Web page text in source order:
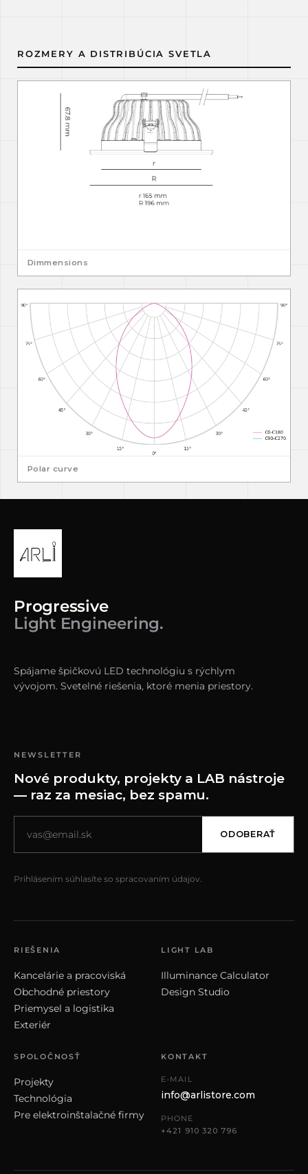
ROZMERY A DISTRIBÚCIA SVETLA
Dimmensions
Polar curve
Progressive
Light Engineering.
Spájame špičkovú LED technológiu s rýchlym
vývojom. Svetelné riešenia, ktoré menia priestory.
NEWSLETTER
Nové produkty, projekty a LAB nástroje
— raz za mesiac, bez spamu.
ODOBERAŤ
Prihlásením súhlasíte so spracovaním údajov.
RIEŠENIA
Kancelárie a pracoviská
Obchodné priestory
Priemysel a logistika
Exteriér
LIGHT LAB
Illuminance Calculator
Design Studio
SPOLOČNOSŤ
Projekty
Technológia
Pre elektroinštalačné firmy
KONTAKT
E-MAIL
info@arlistore.com
PHONE
+421 910 320 796